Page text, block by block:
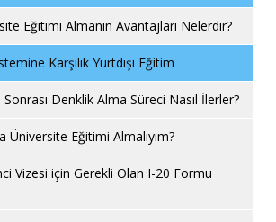
Eğitimi Almanın Avantajları Nelerdir?
Karşılık Yurtdışı Eğitim
Sonrası Denklik Alma Süreci Nasıl İlerler?
Üniversite Eğitimi Almalıyım?
Vizesi için Gerekli Olan I-20 Formu